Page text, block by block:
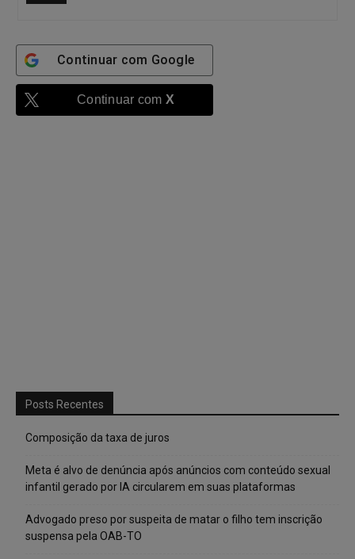
Continuar com Google
Continuar com X
Posts Recentes
Composição da taxa de juros
Meta é alvo de denúncia após anúncios com conteúdo sexual
infantil gerado por IA circularem em suas plataformas
Advogado preso por suspeita de matar o filho tem inscrição
suspensa pela OAB-TO